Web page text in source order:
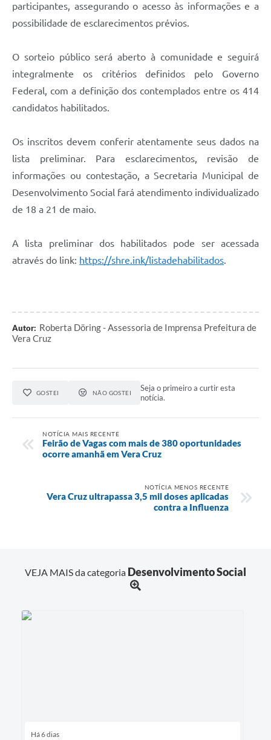
participantes, assegurando o acesso às informações e a
possibilidade de esclarecimentos prévios.
O sorteio público será aberto à comunidade e seguirá
integralmente os critérios definidos pelo Governo
Federal, com a definição dos contemplados entre os 414
candidatos habilitados.
Os inscritos devem conferir atentamente seus dados na
lista preliminar. Para esclarecimentos, revisão de
informações ou contestação, a Secretaria Municipal de
Desenvolvimento Social fará atendimento individualizado
de 18 a 21 de maio.
A lista preliminar dos habilitados pode ser acessada
através do link: https://shre.ink/listadehabilitados.
Autor: Roberta Döring - Assessoria de Imprensa Prefeitura de
Vera Cruz
GOSTEI NÃO GOSTEI
Seja o primeiro a curtir esta
notícia.
NOTÍCIA MAIS RECENTE
Feirão de Vagas com mais de 380 oportunidades
ocorre amanhã em Vera Cruz
NOTÍCIA MENOS RECENTE
Vera Cruz ultrapassa 3,5 mil doses aplicadas
contra a Influenza
VEJA MAIS da categoria Desenvolvimento Social
Há 6 dias